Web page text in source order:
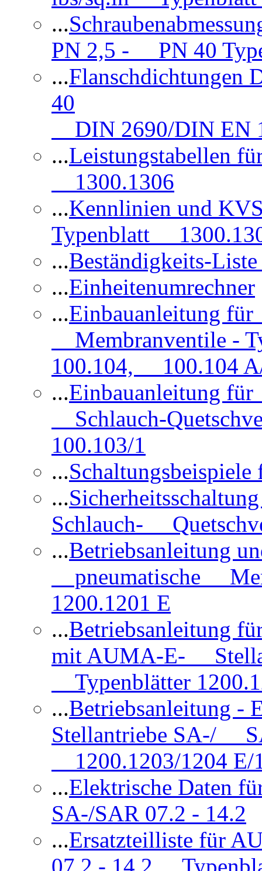
...
PN 2,5 - PN 40
...
40
DIN 2690/DIN EN
...Leistungstabellen
1300.1306
...Kennlinien und
Typenblatt
...Beständigkeits-
...Einheitenumrechner
...Einbauanleitung
Membranventile -
100.104, 100.104
...Einbauanleitung
Schlauch-
100.103/1
...
...
Schlauch-
...Betriebsanleitung
pneumatische
1200.1201 E
...Betriebsanleitung
mit AUMA-E-
Typenblätter
...Betriebsanleitung
Stellantriebe SA-/
1200.1203/1204 E/
...Elektrische Daten
SA-/SAR 07.2 - 14.2
...Ersatzteilliste für
07.2 - 14.2